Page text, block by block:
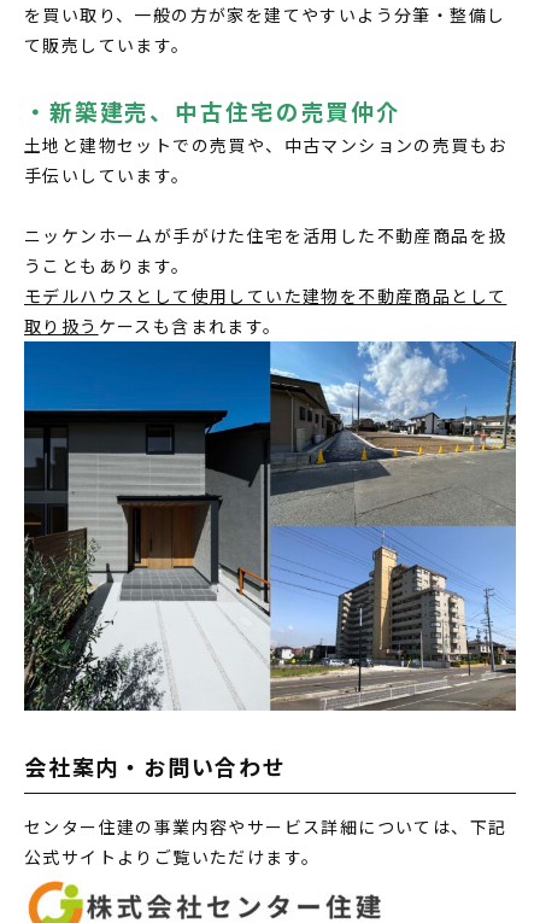
を買い取り、一般の方が家を建てやすいよう分筆・整備し
て販売しています。
・新築建売、中古住宅の売買仲介
土地と建物セットでの売買や、中古マンションの売買もお
手伝いしています。
ニッケンホームが手がけた住宅を活用した不動産商品を扱
うこともあります。
モデルハウスとして使用していた建物を不動産商品として
取り扱う ケースも含まれます。
会社案内・お問い合わせ
センター住建の事業内容やサービス詳細については、下記
公式サイトよりご覧いただけます。